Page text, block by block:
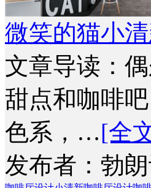
微笑的猫小
文章导读：
甜点和咖啡
色系，…[全
发布者：勃